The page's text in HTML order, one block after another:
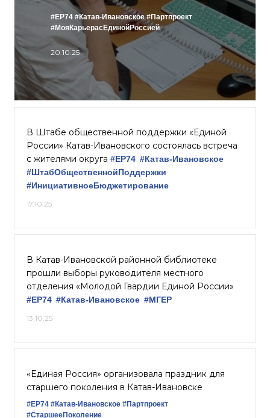
#ЕР74 #Катав-Ивановское #Партпроект
#МояКарьерасЕдинойРоссией
20.10.25
В Штабе общественной поддержки «Единой
России» Катав-Ивановского состоялась встреча
с жителями округа #ЕР74 #Катав-Ивановское
#ШтабОбщественнойПоддержки
#ИнициативноеБюджетирование
17.10.25
В Катав-Ивановской районной библиотеке
прошли выборы руководителя местного
отделения «Молодой Гвардии Единой России»
#ЕР74 #Катав-Ивановское #‎МГЕР‬
13.10.25
«Единая Россия» организовала праздник для
старшего поколения в Катав-Ивановске
#ЕР74 #Катав-Ивановское #Партпроект
#СтаршееПоколение